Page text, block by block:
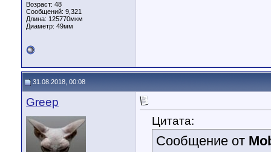
Возраст: 48
Сообщений: 9,321
Длина: 125770мкм
Диаметр: 49мм
31.08.2018, 00:08
Greep
Цитата:
Сообщение от